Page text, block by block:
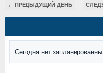
← ПРЕДЫДУЩИЙ ДЕНЬ
Сегодня нет